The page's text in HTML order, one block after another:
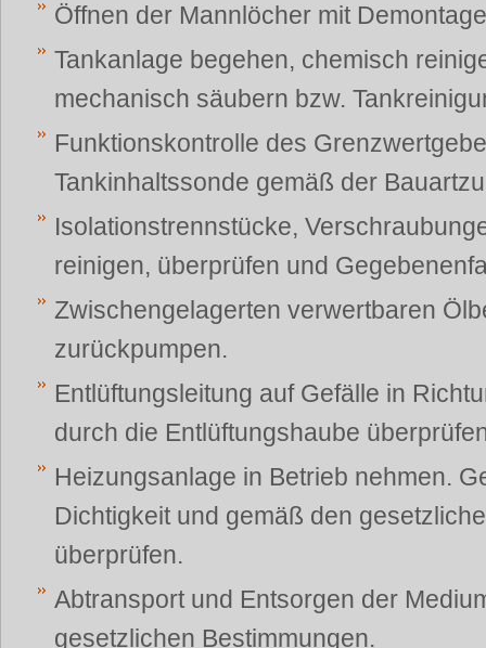
Öffnen der Mannlöcher mit
Tankanlage begehen, chemisch
mechanisch säubern bzw.
Funktionskontrolle des
Tankinhaltssonde gemäß der
Isolationstrennstücke,
reinigen, überprüfen und
Zwischengelagerten verwertbaren
zurückpumpen.
Entlüftungsleitung auf Gefälle in
durch die Entlüftungshaube
Heizungsanlage in Betrieb nehmen.
Dichtigkeit und gemäß den
überprüfen.
Abtransport und Entsorgen der
gesetzlichen Bestimmungen.